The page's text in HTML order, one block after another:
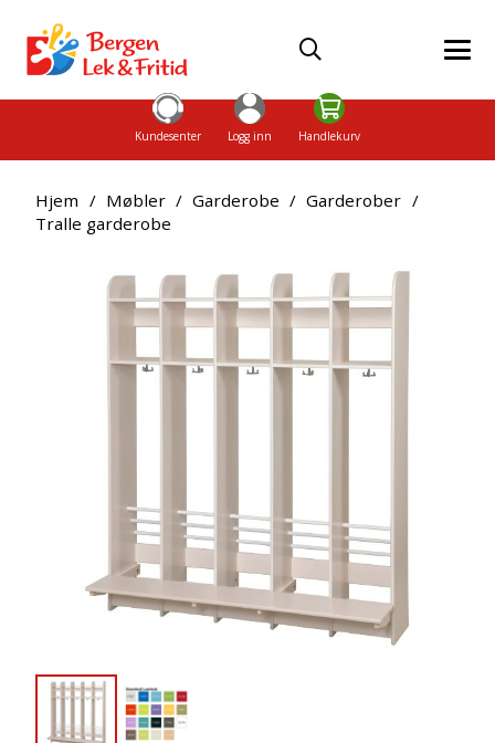
Kundesenter Logg inn Handlekurv
Hjem / Møbler / Garderobe / Garderober /
Tralle garderobe